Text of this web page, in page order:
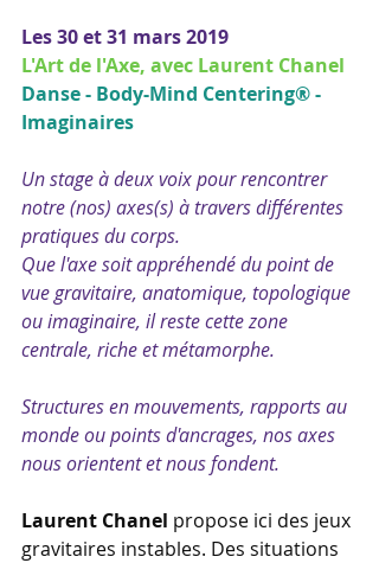
Les 30 et 31 mars 2019
L'Art de l'Axe, avec Laurent Chanel
Danse - Body-Mind Centering® -
Imaginaires
Un stage à deux voix pour rencontrer
notre (nos) axes(s) à travers différentes
pratiques du corps.
Que l'axe soit appréhendé du point de
vue gravitaire, anatomique, topologique
ou imaginaire, il reste cette zone
centrale, riche et métamorphe.
Structures en mouvements, rapports au
monde ou points d'ancrages, nos axes
nous orientent et nous fondent.
Laurent Chanel propose ici des jeux
gravitaires instables. Des situations